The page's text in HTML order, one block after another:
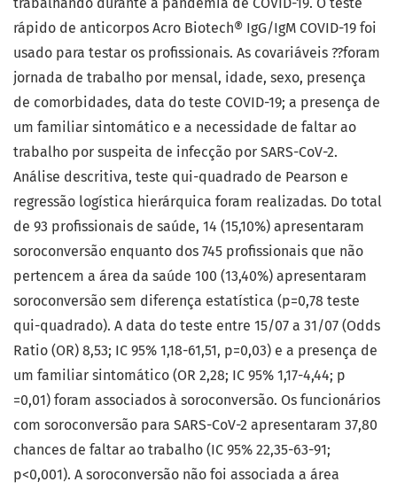
trabalhando durante a pandemia de COVID-19. O teste
rápido de anticorpos Acro Biotech® IgG/IgM COVID-19 foi
usado para testar os profissionais. As covariáveis ??foram
jornada de trabalho por mensal, idade, sexo, presença
de comorbidades, data do teste COVID-19; a presença de
um familiar sintomático e a necessidade de faltar ao
trabalho por suspeita de infecção por SARS-CoV-2.
Análise descritiva, teste qui-quadrado de Pearson e
regressão logística hierárquica foram realizadas. Do total
de 93 profissionais de saúde, 14 (15,10%) apresentaram
soroconversão enquanto dos 745 profissionais que não
pertencem a área da saúde 100 (13,40%) apresentaram
soroconversão sem diferença estatística (p=0,78 teste
qui-quadrado). A data do teste entre 15/07 a 31/07 (Odds
Ratio (OR) 8,53; IC 95% 1,18-61,51, p=0,03) e a presença de
um familiar sintomático (OR 2,28; IC 95% 1,17-4,44; p
=0,01) foram associados à soroconversão. Os funcionários
com soroconversão para SARS-CoV-2 apresentaram 37,80
chances de faltar ao trabalho (IC 95% 22,35-63-91;
p<0,001). A soroconversão não foi associada a área